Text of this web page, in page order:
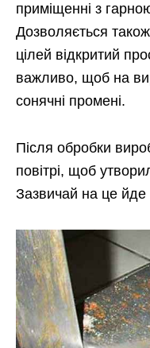
приміщенні з
Дозволяється
цілей відкритий
важливо, щоб на
сонячні промені.
Після обробки
повітрі, щоб
Зазвичай на це